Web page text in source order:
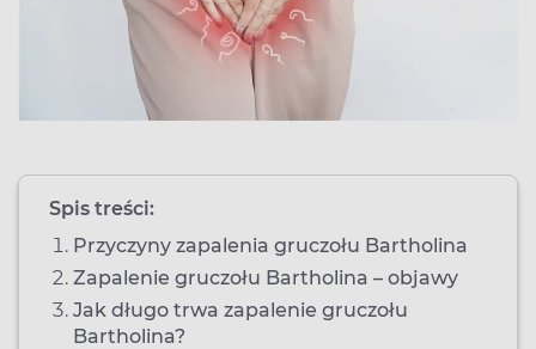
Spis treści:
Przyczyny zapalenia gruczołu Bartholina
Zapalenie gruczołu Bartholina – objawy
Jak długo trwa zapalenie gruczołu
Bartholina?